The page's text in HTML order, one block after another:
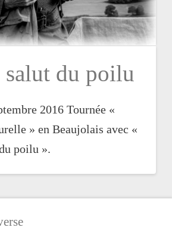
salut du poilu
2016 Tournée «
» en Beaujolais avec «
poilu ».